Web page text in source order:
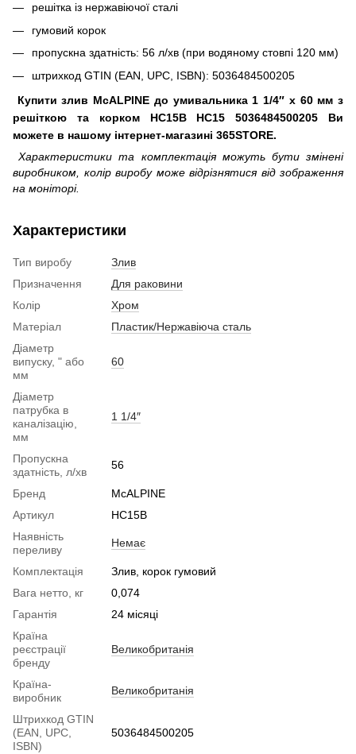
решітка із нержавіючої сталі
гумовий корок
пропускна здатність: 56 л/хв (при водяному стовпі 120 мм)
штрихкод GTIN (EAN, UPC, ISBN): 5036484500205
Купити злив McALPINE до умивальника 1 1/4″ x 60 мм з
решіткою та корком HC15B HC15 5036484500205 Ви
можете в нашому інтернет-магазині 365STORE.
Характеристики та комплектація можуть бути змінені
виробником, колір виробу може відрізнятися від зображення
на моніторі.
Характеристики
Тип виробу
Злив
Призначення
Для раковини
Колір
Хром
Матеріал
Пластик/Нержавіюча сталь
Діаметр
випуску, " або
мм
60
Діаметр
патрубка в
каналізацію,
мм
1 1/4″
Пропускна
здатність, л/хв
56
Бренд
McALPINE
Артикул
HC15B
Наявність
переливу
Немає
Комплектація
Злив, корок гумовий
Вага нетто, кг
0,074
Гарантія
24 місяці
Країна
реєстрації
бренду
Великобританія
Країна-
виробник
Великобританія
Штрихкод GTIN
(EAN, UPC,
ISBN)
5036484500205